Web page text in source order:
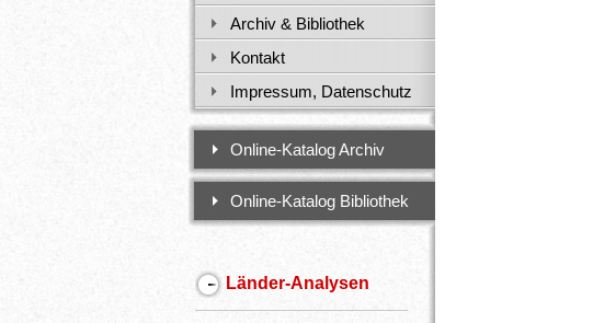
Archiv & Bibliothek
Kontakt
Impressum, Datenschutz
Online-Katalog Archiv
Online-Katalog Bibliothek
Länder-Analysen